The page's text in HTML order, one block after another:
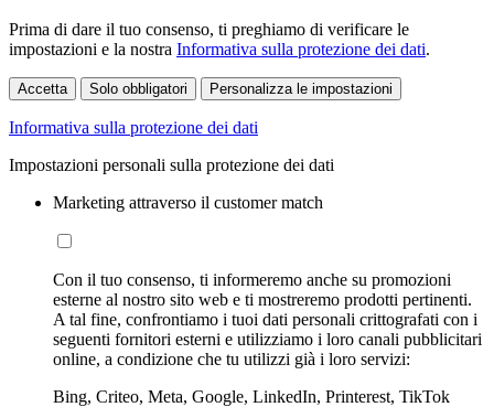
Prima di dare il tuo consenso, ti preghiamo di verificare le
impostazioni e la nostra Informativa sulla protezione dei dati.
Accetta Solo obbligatori Personalizza le impostazioni
Informativa sulla protezione dei dati
Impostazioni personali sulla protezione dei dati
Marketing attraverso il customer match
Con il tuo consenso, ti informeremo anche su promozioni
esterne al nostro sito web e ti mostreremo prodotti pertinenti.
A tal fine, confrontiamo i tuoi dati personali crittografati con i
seguenti fornitori esterni e utilizziamo i loro canali pubblicitari
online, a condizione che tu utilizzi già i loro servizi:
Bing, Criteo, Meta, Google, LinkedIn, Printerest, TikTok